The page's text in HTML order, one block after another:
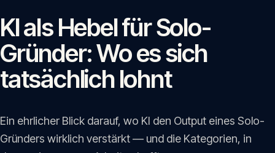
Über uns 02
Leistungen 03
Portfolio 04
KI als Hebel für Solo-
Gründer: Wo es sich
tatsächlich lohnt
Ein ehrlicher Blick darauf, wo KI den Output eines Solo-
Gründers wirklich verstärkt — und die Kategorien, in